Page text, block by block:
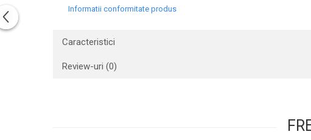
Informatii conformitate produs
Caracteristici
Review-uri (0)